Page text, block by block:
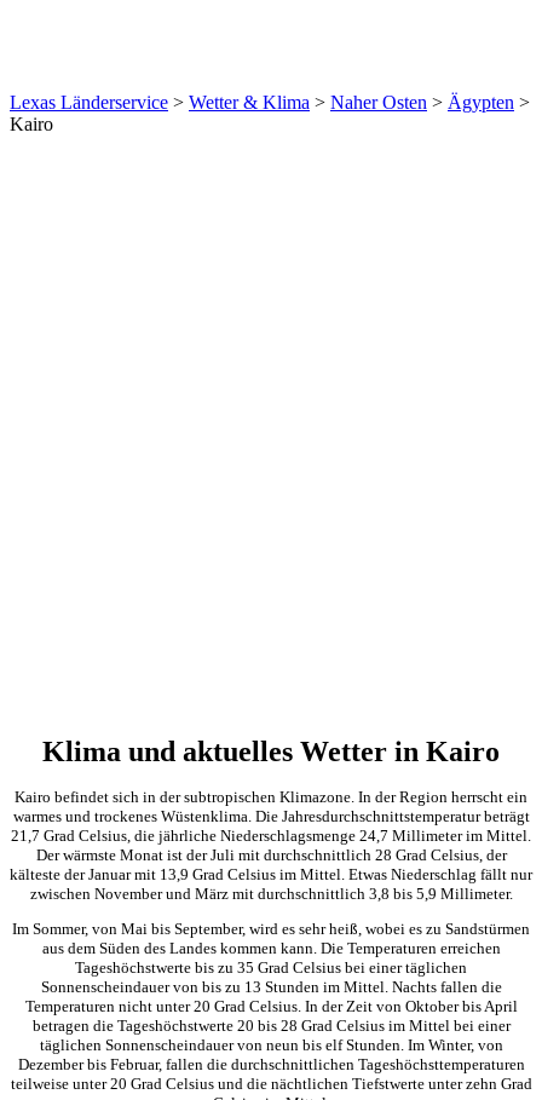
Lexas Länderservice > Wetter & Klima > Naher Osten > Ägypten >
Kairo
Klima und aktuelles Wetter in Kairo
Kairo befindet sich in der subtropischen Klimazone. In der Region herrscht ein
warmes und trockenes Wüstenklima. Die Jahresdurchschnittstemperatur beträgt
21,7 Grad Celsius, die jährliche Niederschlagsmenge 24,7 Millimeter im Mittel.
Der wärmste Monat ist der Juli mit durchschnittlich 28 Grad Celsius, der
kälteste der Januar mit 13,9 Grad Celsius im Mittel. Etwas Niederschlag fällt nur
zwischen November und März mit durchschnittlich 3,8 bis 5,9 Millimeter.
Im Sommer, von Mai bis September, wird es sehr heiß, wobei es zu Sandstürmen
aus dem Süden des Landes kommen kann. Die Temperaturen erreichen
Tageshöchstwerte bis zu 35 Grad Celsius bei einer täglichen
Sonnenscheindauer von bis zu 13 Stunden im Mittel. Nachts fallen die
Temperaturen nicht unter 20 Grad Celsius. In der Zeit von Oktober bis April
betragen die Tageshöchstwerte 20 bis 28 Grad Celsius im Mittel bei einer
täglichen Sonnenscheindauer von neun bis elf Stunden. Im Winter, von
Dezember bis Februar, fallen die durchschnittlichen Tageshöchsttemperaturen
teilweise unter 20 Grad Celsius und die nächtlichen Tiefstwerte unter zehn Grad